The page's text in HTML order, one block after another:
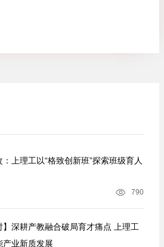
上理工以“格致创新班”探索班级育人
790
】深耕产教融合破局育才痛点 上理工
产业新质发展